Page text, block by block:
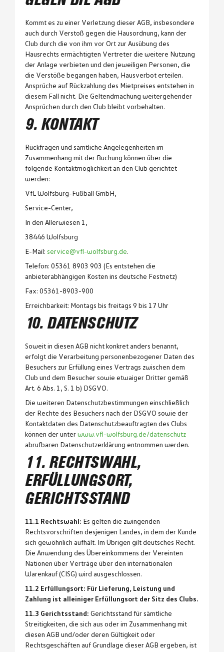
Kommt es zu einer Verletzung dieser AGB, insbesondere
auch durch Verstoß gegen die Hausordnung, kann der
Club durch die von ihm vor Ort zur Ausübung des
Hausrechts ermächtigten Vertreter die weitere Nutzung
der Anlage verbieten und den jeweiligen Personen, die
die Verstöße begangen haben, Hausverbot erteilen.
Ansprüche auf Rückzahlung des Mietpreises entstehen in
diesem Fall nicht. Die Geltendmachung weitergehender
Ansprüchen durch den Club bleibt vorbehalten.
9. KONTAKT
Rückfragen und sämtliche Angelegenheiten im
Zusammenhang mit der Buchung können über die
folgende Kontaktmöglichkeit an den Club gerichtet
werden:
VfL Wolfsburg-Fußball GmbH,
Service-Center,
In den Allerwiesen 1,
38446 Wolfsburg
E-Mail: service@vfl-wolfsburg.de.
Telefon: 05361 8903 903 (Es entstehen die
anbieterabhängigen Kosten ins deutsche Festnetz)
Fax: 05361-8903-900
Erreichbarkeit: Montags bis freitags 9 bis 17 Uhr
10. DATENSCHUTZ
Soweit in diesen AGB nicht konkret anders benannt,
erfolgt die Verarbeitung personenbezogener Daten des
Besuchers zur Erfüllung eines Vertrags zwischen dem
Club und dem Besucher sowie etwaiger Dritter gemäß
Art. 6 Abs. 1, S. 1 b) DSGVO.
Die weiteren Datenschutzbestimmungen einschließlich
der Rechte des Besuchers nach der DSGVO sowie der
Kontaktdaten des Datenschutzbeauftragten des Clubs
können der unter www.vfl-wolfsburg.de/datenschutz
abrufbaren Datenschutzerklärung entnommen werden.
11. RECHTSWAHL,
ERFÜLLUNGSORT,
GERICHTSSTAND
11.1 Rechtswahl: Es gelten die zwingenden
Rechtsvorschriften desjenigen Landes, in dem der Kunde
sich gewöhnlich aufhält. Im Übrigen gilt deutsches Recht.
Die Anwendung des Übereinkommens der Vereinten
Nationen über Verträge über den internationalen
Warenkauf (CISG) wird ausgeschlossen.
11.2 Erfüllungsort: Für Lieferung, Leistung und
Zahlung ist alleiniger Erfüllungsort der Sitz des Clubs.
11.3 Gerichtsstand: Gerichtsstand für sämtliche
Streitigkeiten, die sich aus oder im Zusammenhang mit
diesen AGB und/oder deren Gültigkeit oder
Rechtsgeschäften auf Grundlage dieser AGB ergeben, ist